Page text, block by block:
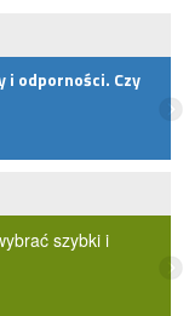
i odporności. Czy
szybki i